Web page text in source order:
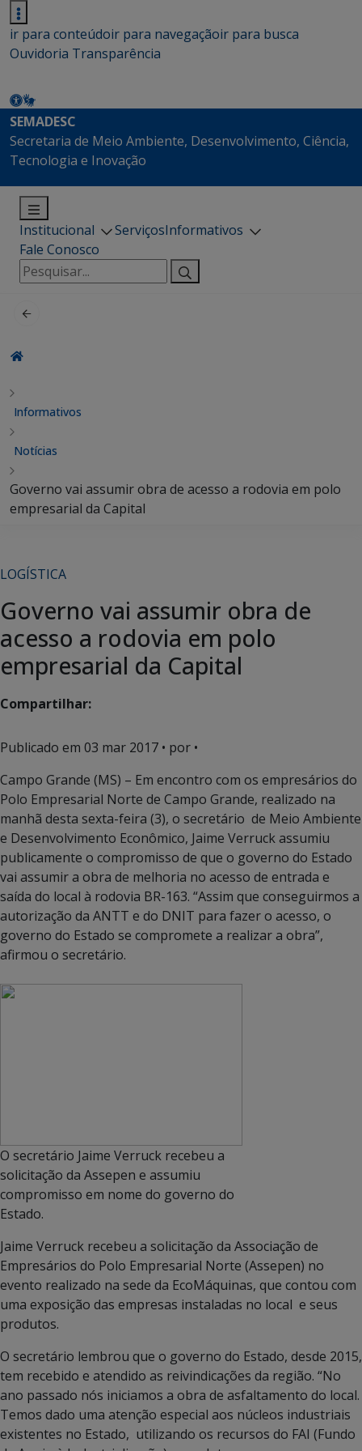
ir para conteúdoir para navegaçãoir para busca
Ouvidoria Transparência
SEMADESC
Secretaria de Meio Ambiente, Desenvolvimento, Ciência,
Tecnologia e Inovação
Institucional ServiçosInformativos
Fale Conosco
Pesquisar
por:
Informativos
Notícias
Governo vai assumir obra de acesso a rodovia em polo
empresarial da Capital
LOGÍSTICA
Governo vai assumir obra de
acesso a rodovia em polo
empresarial da Capital
Compartilhar:
Publicado em 03 mar 2017 • por •
Campo Grande (MS) – Em encontro com os empresários do
Polo Empresarial Norte de Campo Grande, realizado na
manhã desta sexta-feira (3), o secretário de Meio Ambiente
e Desenvolvimento Econômico, Jaime Verruck assumiu
publicamente o compromisso de que o governo do Estado
vai assumir a obra de melhoria no acesso de entrada e
saída do local à rodovia BR-163. “Assim que conseguirmos a
autorização da ANTT e do DNIT para fazer o acesso, o
governo do Estado se compromete a realizar a obra”,
afirmou o secretário.
O secretário Jaime Verruck recebeu a
solicitação da Assepen e assumiu
compromisso em nome do governo do
Estado.
Jaime Verruck recebeu a solicitação da Associação de
Empresários do Polo Empresarial Norte (Assepen) no
evento realizado na sede da EcoMáquinas, que contou com
uma exposição das empresas instaladas no local e seus
produtos.
O secretário lembrou que o governo do Estado, desde 2015,
tem recebido e atendido as reivindicações da região. “No
ano passado nós iniciamos a obra de asfaltamento do local.
Temos dado uma atenção especial aos núcleos industriais
existentes no Estado, utilizando os recursos do FAI (Fundo